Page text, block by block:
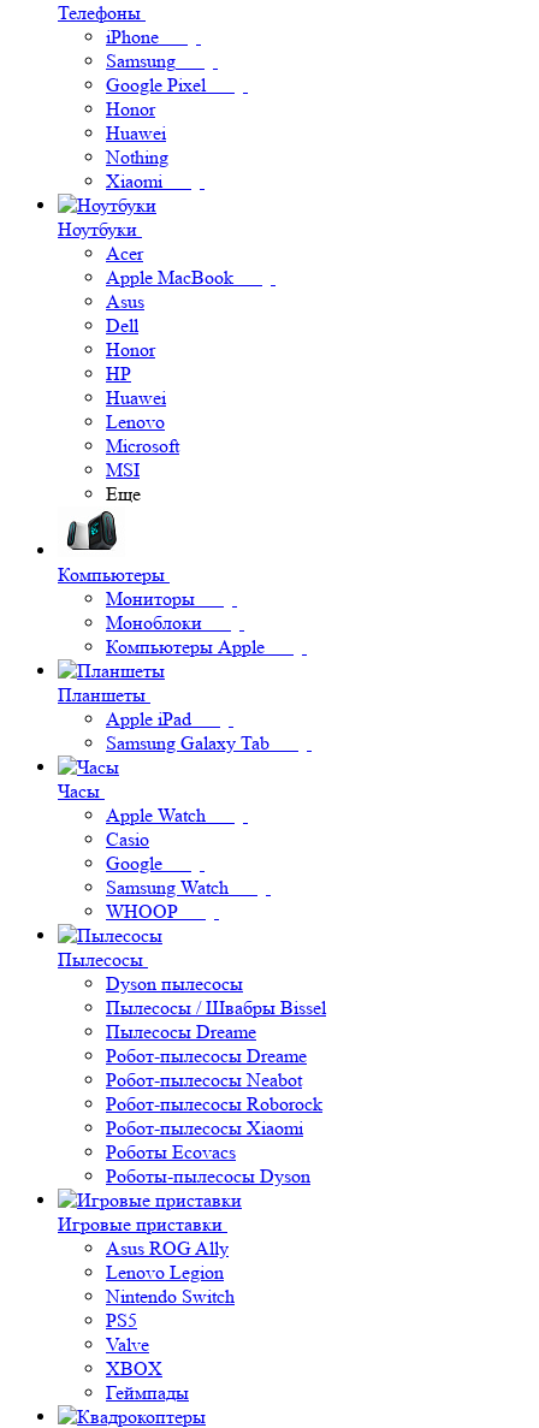
Телефоны
iPhone
Samsung
Google Pixel
Honor
Huawei
Nothing
Xiaomi
Ноутбуки
Acer
Apple MacBook
Asus
Dell
Honor
HP
Huawei
Lenovo
Microsoft
MSI
Еще
Компьютеры
Мониторы
Моноблоки
Компьютеры Apple
Планшеты
Apple iPad
Samsung Galaxy Tab
Часы
Apple Watch
Casio
Google
Samsung Watch
WHOOP
Пылесосы
Dyson пылесосы
Пылесосы / Швабры Bissel
Пылесосы Dreame
Робот-пылесосы Dreame
Робот-пылесосы Neabot
Робот-пылесосы Roborock
Робот-пылесосы Xiaomi
Роботы Ecovacs
Роботы-пылесосы Dyson
Игровые приставки
Asus ROG Ally
Lenovo Legion
Nintendo Switch
PS5
Valve
XBOX
Геймпады